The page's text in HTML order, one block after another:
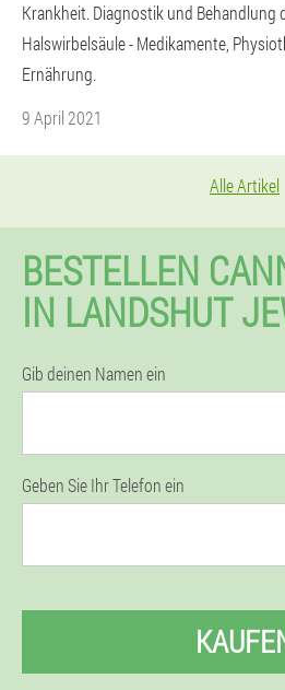
Krankheit. Diagnostik und Behandlung
Halswirbelsäule - Medikamente,
Ernährung.
9 April 2021
Alle Artikel
BESTELLEN
IN LANDSHUT
Gib deinen Namen ein
Geben Sie Ihr Telefon ein